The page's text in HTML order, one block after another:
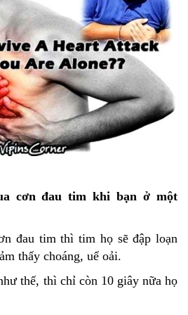
cơn đau tim khi bạn ở một
đau tim thì tim họ sẽ đập loạn
thấy choáng, uể oải.
thế, thì chỉ còn 10 giây nữa họ